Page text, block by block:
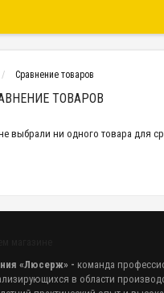
Сравнение товаров
ТОВАРОВ
выбрали ни одного товара для
«Люсерж» - команда
в области